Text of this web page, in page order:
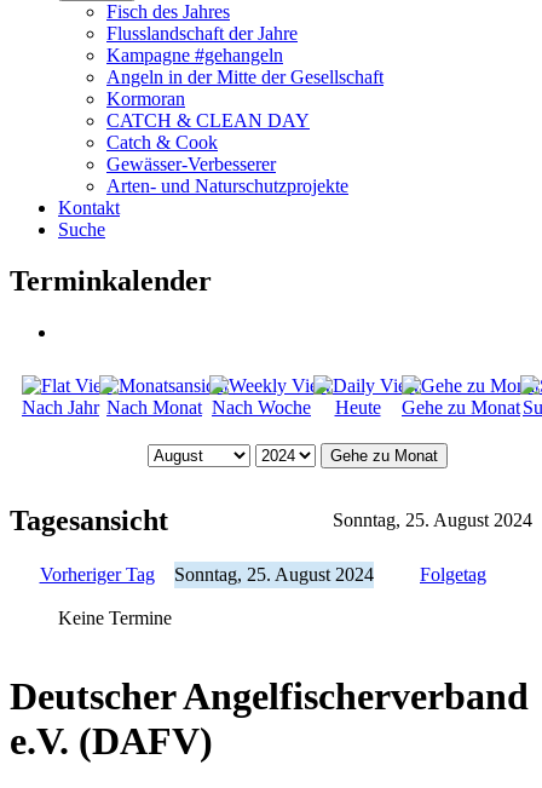
Fisch des Jahres
Flusslandschaft der Jahre
Kampagne #gehangeln
Angeln in der Mitte der Gesellschaft
Kormoran
CATCH & CLEAN DAY
Catch & Cook
Gewässer-Verbesserer
Arten- und Naturschutzprojekte
Kontakt
Suche
Terminkalender
Nach Jahr Nach Monat Nach Woche Heute Gehe zu Monat
Gehe zu Monat
Tagesansicht Sonntag, 25. August 2024
Vorheriger Tag Sonntag, 25. August 2024 Folgetag
Keine Termine
Deutscher Angelfischerverband
e.V. (DAFV)